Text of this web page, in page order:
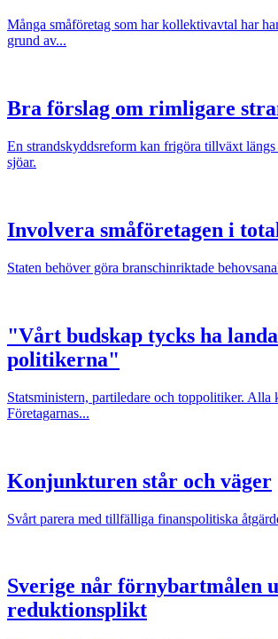
Många småföretag som har kollektivavtal har
grund av...
Bra förslag om rimligare
En strandskyddsreform kan frigöra tillväxt längs
sjöar.
Involvera småföretagen i
Staten behöver göra branschinriktade
"Vårt budskap tycks ha
politikerna"
Statsministern, partiledare och toppolitiker. Alla
Företagarnas...
Konjunkturen står och väger
Svårt parera med tillfälliga finanspolitiska
Sverige når förnybartmålen
reduktionsplikt